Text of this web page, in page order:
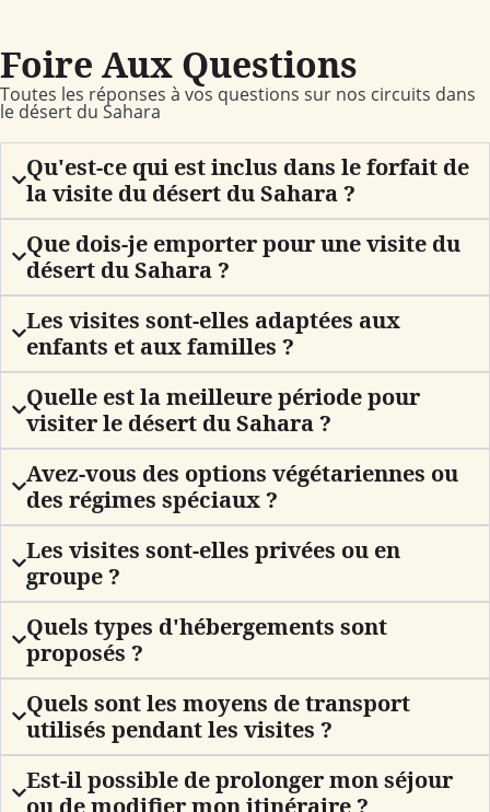
Foire Aux Questions
Toutes les réponses à vos questions sur nos circuits dans
le désert du Sahara
Qu'est-ce qui est inclus dans le forfait de
la visite du désert du Sahara ?
Que dois-je emporter pour une visite du
désert du Sahara ?
Les visites sont-elles adaptées aux
enfants et aux familles ?
Quelle est la meilleure période pour
visiter le désert du Sahara ?
Avez-vous des options végétariennes ou
des régimes spéciaux ?
Les visites sont-elles privées ou en
groupe ?
Quels types d'hébergements sont
proposés ?
Quels sont les moyens de transport
utilisés pendant les visites ?
Est-il possible de prolonger mon séjour
ou de modifier mon itinéraire ?